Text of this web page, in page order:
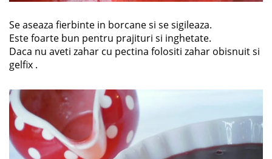
Se aseaza fierbinte in borcane si se sigileaza.
Este foarte bun pentru prajituri si inghetate.
Daca nu aveti zahar cu pectina folositi zahar obisnuit si
gelfix .